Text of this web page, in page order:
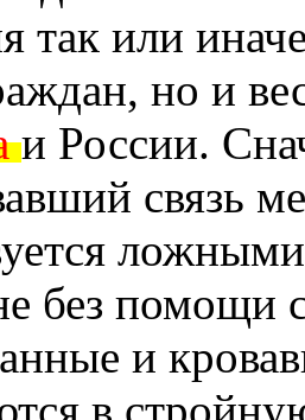
так или
но и
и России.
связь
без помощи
и
в